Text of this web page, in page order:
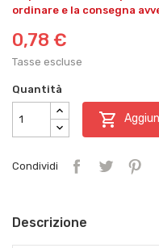
ordinare e la consegna
0,78 €
Tasse escluse
Quantità

Condividi
Descrizione